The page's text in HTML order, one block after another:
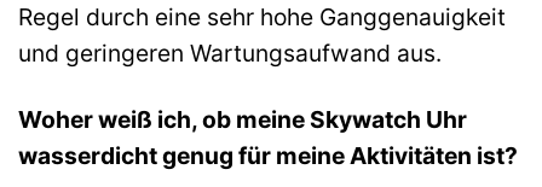
Regel durch eine sehr hohe Ganggenauigkeit
und geringeren Wartungsaufwand aus.
Woher weiß ich, ob meine Skywatch Uhr
wasserdicht genug für meine Aktivitäten ist?